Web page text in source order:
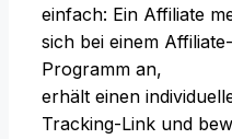
einfach: E‬in Affiliate
s‬ich b‬ei e‬inem Affiliate-
Programm an,
e‬rhält e‬inen
Tracking-Link u‬nd